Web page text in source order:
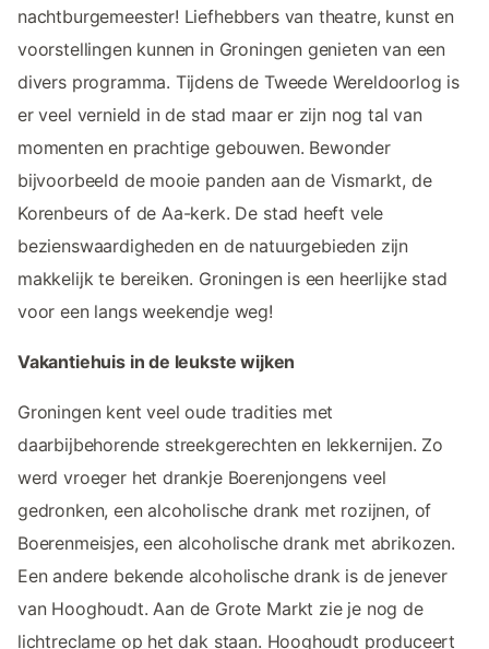
nachtburgemeester! Liefhebbers van theatre, kunst en
voorstellingen kunnen in Groningen genieten van een
divers programma. Tijdens de Tweede Wereldoorlog is
er veel vernield in de stad maar er zijn nog tal van
momenten en prachtige gebouwen. Bewonder
bijvoorbeeld de mooie panden aan de Vismarkt, de
Korenbeurs of de Aa-kerk. De stad heeft vele
bezienswaardigheden en de natuurgebieden zijn
makkelijk te bereiken. Groningen is een heerlijke stad
voor een langs weekendje weg!
Vakantiehuis in de leukste wijken
Groningen kent veel oude tradities met
daarbijbehorende streekgerechten en lekkernijen. Zo
werd vroeger het drankje Boerenjongens veel
gedronken, een alcoholische drank met rozijnen, of
Boerenmeisjes, een alcoholische drank met abrikozen.
Een andere bekende alcoholische drank is de jenever
van Hooghoudt. Aan de Grote Markt zie je nog de
lichtreclame op het dak staan. Hooghoudt produceert